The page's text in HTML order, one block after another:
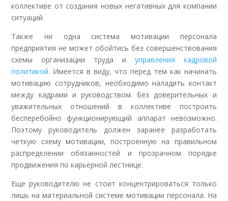
коллективе от создания новых негативных для компании
ситуаций.
Также ни одна система мотивации персонала
предприятия не может обойтись без совершенствования
схемы организации труда и управления кадровой
политикой. Имеется в виду, что перед тем как начинать
мотивацию сотрудников, необходимо наладить контакт
между кадрами и руководством. Без доверительных и
уважительных отношений в коллективе построить
бесперебойно функционирующий аппарат невозможно.
Поэтому руководитель должен заранее разработать
четкую схему мотивации, построенную на правильном
распределении обязанностей и прозрачном порядке
продвижения по карьерной лестнице.
Еще руководителю не стоит концентрироваться только
лишь на материальной системе мотивации персонала. На